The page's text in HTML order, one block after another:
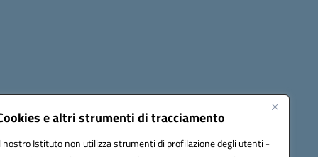
e altri strumenti di tracciamento
nostro Istituto non utilizza strumenti di profilazione degli utenti -